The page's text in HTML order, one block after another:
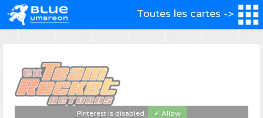
Toutes les cartes ->
Pinterest is disabled.
✓ Allow